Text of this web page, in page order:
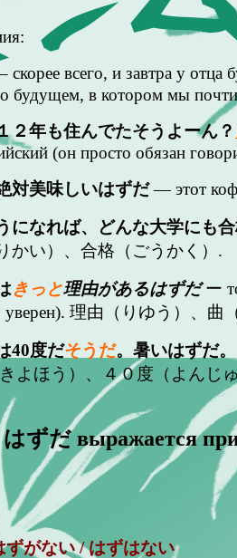
скорее всего, и завтра у отца
будущем, в котором мы
２年も住んでたそうよーん？
(он просто обязан
対美味しいはずだ— этот
になれば、どんな大学にも
かい）、合格（ごうかく）.
きっと理由があるはずだ ー
уверен). 理由（りゆう）、曲
40度だそうだ。暑いはずだ。
ほう）、４０度（よんじゅ
ずだ выражается
ずがない / はずはない